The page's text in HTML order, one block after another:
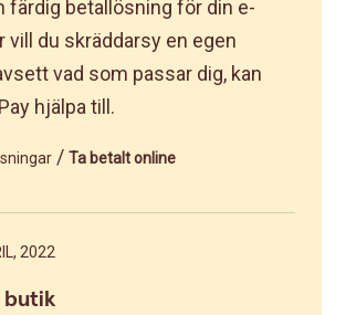
färdig betallösning för din e-
vill du skräddarsy en egen
vad som passar dig, kan
hjälpa till.
/Ta betalt online
2022
butik